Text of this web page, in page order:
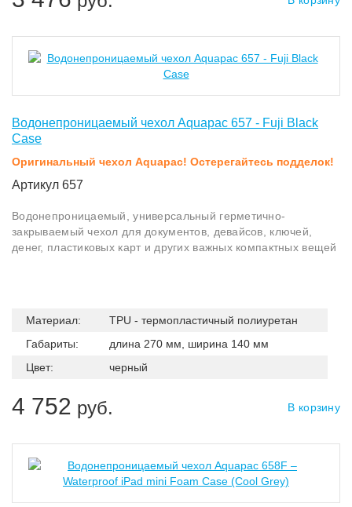
Водонепроницаемый чехол Aquapac 657 - Fuji Black
Case
Оригинальный чехол Aquapac! Остерегайтесь подделок!
Артикул 657
Водонепроницаемый, универсальный герметично-
закрываемый чехол для документов, девайсов, ключей,
денег, пластиковых карт и других важных компактных вещей
Материал:
TPU - термопластичный полиуретан
Габариты:
длина 270 мм, ширина 140 мм
Цвет:
черный
4 752 руб. В корзину